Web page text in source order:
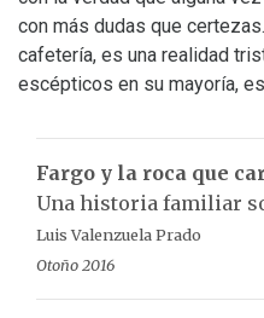
con más dudas que
cafetería, es una realidad
escépticos en su mayoría,
Fargo y la roca que
Una historia familiar
Luis Valenzuela Prado
Otoño 2016